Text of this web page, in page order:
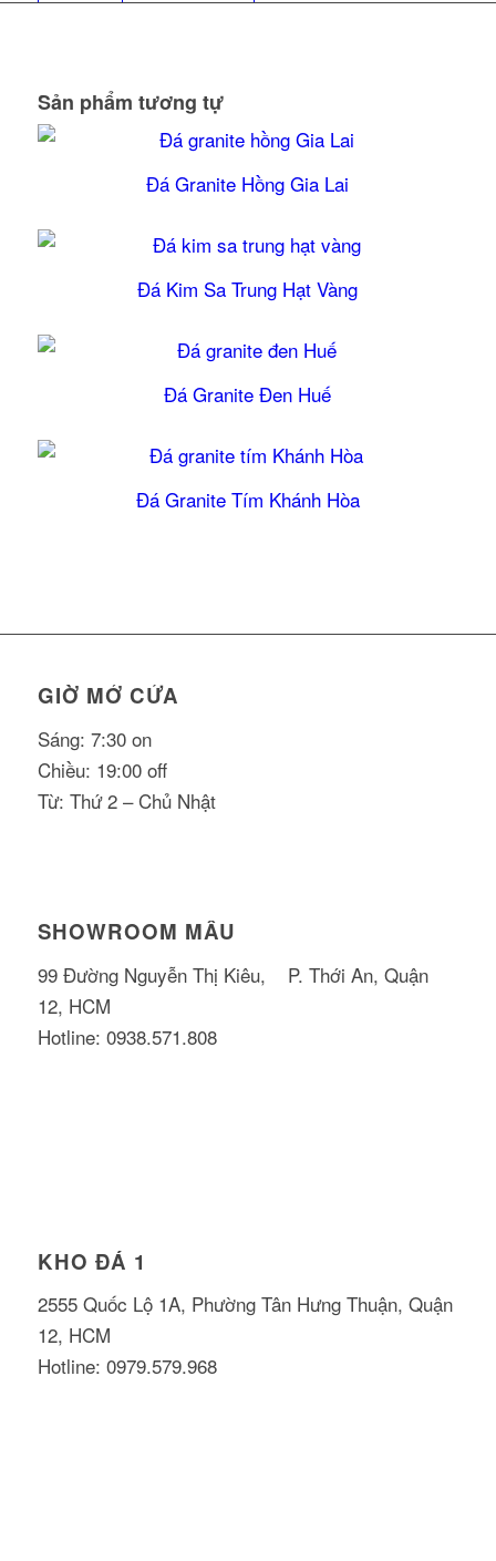
Sản phẩm tương tự
Đá Granite Hồng Gia Lai
Đá Kim Sa Trung Hạt Vàng
Đá Granite Đen Huế
Đá Granite Tím Khánh Hòa
GIỜ MỞ CỬA
Sáng: 7:30 on
Chiều: 19:00 off
Từ: Thứ 2 – Chủ Nhật
SHOWROOM MẪU
99 Đường Nguyễn Thị Kiêu, P. Thới An, Quận
12, HCM
Hotline: 0938.571.808
KHO ĐÁ 1
2555 Quốc Lộ 1A, Phường Tân Hưng Thuận, Quận
12, HCM
Hotline: 0979.579.968